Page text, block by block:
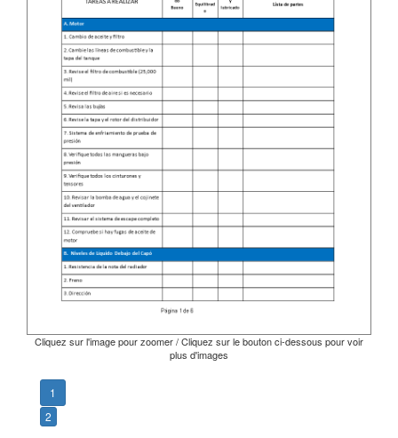
Cliquez sur l'image pour zoomer / Cliquez sur le bouton ci-dessous pour voir
plus d'images
1
2